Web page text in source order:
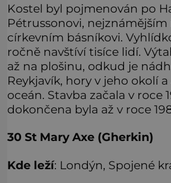
Kostel byl pojmenován po
Pétrussonovi, nejznámějším
církevním básníkovi.
ročně navštíví tisíce lidí.
až na plošinu, odkud je
Reykjavík, hory v jeho okolí
oceán. Stavba začala v roce
dokončena byla až v roce
30 St Mary Axe (Gherkin)
Kde leží: Londýn, Spojené